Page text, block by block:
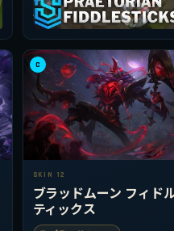
C
SKIN 12
ブラッドムーン フィド
ティックス